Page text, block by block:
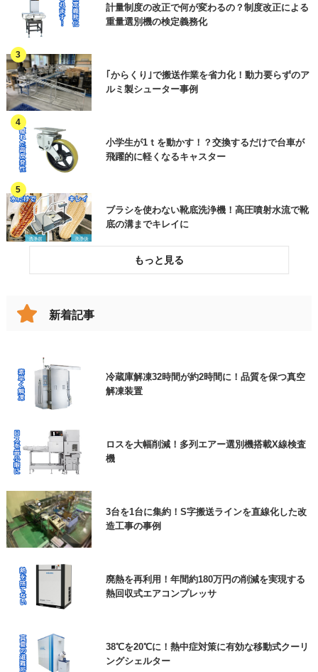
談内容をご入力ください
資料請求 ※ご用件欄に商品名またはご相
訪問希望
電話連絡希望
オンラインセミナーについて
ご質問・その他（用件欄にご入力くださ
ご用件
客様は、ご用件欄に商品名をご入力いただきますよ
うご協力よろしくお願いいたします。
個人情報保護方針
省人化・自動化
作業効率アップ
HACCP関連・異物混入対策
作業環境改善
各種工事・メンテナンス
加工品(部品)
その他機械
その他(製品分類)
冷凍・冷蔵 洗浄・殺菌
廃棄
計量制度の改正で何が変わるの？制度改正による
重量選別機の検定義務化
｢からくり｣で搬送作業を省力化！動力要らずのア
ルミ製シューター事例
小学生が1ｔを動かす！？交換するだけで台車が
飛躍的に軽くなるキャスター
ブラシを使わない靴底洗浄機！高圧噴射水流で靴
底の溝までキレイに
破損したコンベヤベルトを交換してリスクを低減
新着記事
冷蔵庫解凍32時間が約2時間に！品質を保つ真空
解凍装置
ロスを大幅削減！多列エアー選別機搭載X線検査
機
3台を1台に集約！S字搬送ラインを直線化した改
造工事の事例
廃熱を再利用！年間約180万円の削減を実現する
熱回収式エアコンプレッサ
38℃を20℃に！熱中症対策に有効な移動式クーリ
ングシェルター